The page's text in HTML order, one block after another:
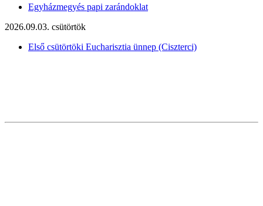
Egyházmegyés papi zarándoklat
2026.09.03. csütörtök
Első csütörtöki Eucharisztia ünnep (Ciszterci)